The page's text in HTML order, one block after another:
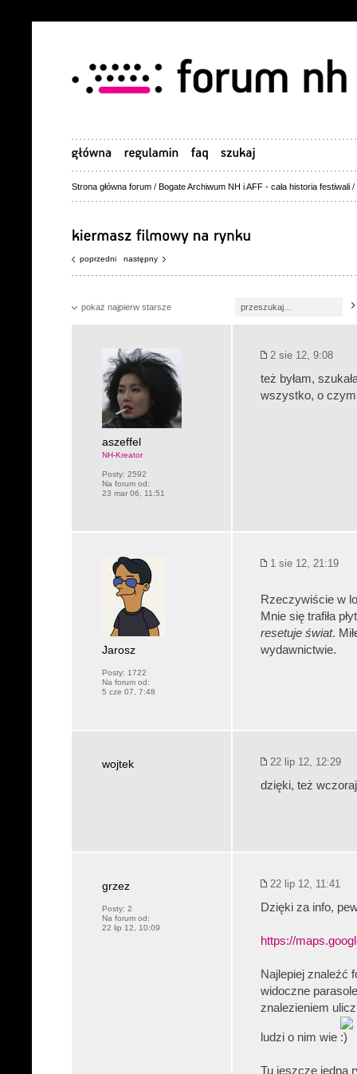
Strona główna forum / Bogate Archiwum NH i AFF - cała historia festiwali /
poprzedni następny
pokaż najpierw starsze
aszeffel
NH-Kreator
Posty: 2592
Na forum od:
23 mar 06, 11:51
2 sie 12, 9:08
też byłam,
wszystko, o
Jarosz
Posty: 1722
Na forum od:
5 cze 07, 7:48
1 sie 12, 21:19
Rzeczywiście w
Mnie się trafiła
resetuje świat.
wydawnictwie.
wojtek 22 lip 12, 12:29
dzięki, też
grzez
Posty: 2
Na forum od:
22 lip 12, 10:09
22 lip 12, 11:41
Dzięki za info,
https://
Najlepiej znaleźć
widoczne
znalezieniem
ludzi o nim wie
Tu jeszcze jedna